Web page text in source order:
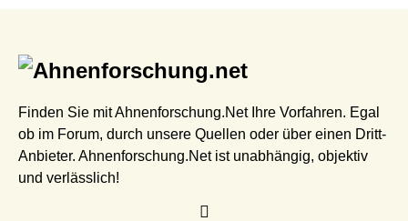
Finden Sie mit Ahnenforschung.Net Ihre Vorfahren. Egal
ob im Forum, durch unsere Quellen oder über einen Dritt-
Anbieter. Ahnenforschung.Net ist unabhängig, objektiv
und verlässlich!